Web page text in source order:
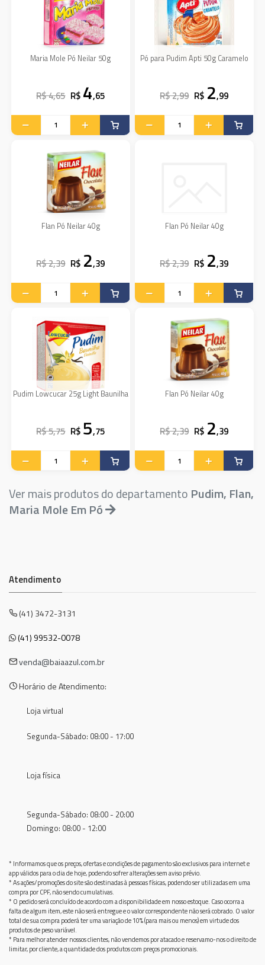
Maria Mole Pó Neilar 50g
R$ 4,65 R$ 4,65
Pó para Pudim Apti 50g Caramelo
R$ 2,99 R$ 2,99
Flan Pó Neilar 40g
R$ 2,39 R$ 2,39
Flan Pó Neilar 40g
R$ 2,39 R$ 2,39
Pudim Lowcucar 25g Light Baunilha
R$ 5,75 R$ 5,75
Flan Pó Neilar 40g
R$ 2,39 R$ 2,39
Ver mais produtos do departamento Pudim, Flan,
Maria Mole Em Pó
Atendimento
(41) 3472-3131
(41) 99532-0078
venda@baiaazul.com.br
Horário de Atendimento:
Loja virtual
Segunda-Sábado: 08:00 - 17:00
Loja física
Segunda-Sábado: 08:00 - 20:00
Domingo: 08:00 - 12:00
* Informamos que os preços, ofertas e condições de pagamento são exclusivos para internet e
app válidos para o dia de hoje, podendo sofrer alterações sem aviso prévio.
* As ações/promoções do site são destinadas à pessoas físicas, podendo ser utilizadas em uma
compra por CPF, não sendo cumulativas.
* O pedido será concluído de acordo com a disponibilidade em nosso estoque. Caso ocorra a
falta de algum item, este não será entregue e o valor correspondente não será cobrado. O valor
total de sua compra poderá ter uma variação de 10% (para mais ou menos) em virtude dos
produtos de peso variável.
* Para melhor atender nossos clientes, não vendemos por atacado e reservamo-nos o direito de
limitar, por cliente, a quantidade dos produtos com preços promocionais.